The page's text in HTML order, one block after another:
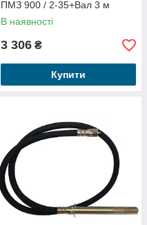
ПМЗ 900 / 2-35+Вал 3 м
В наявності
3 306 ₴
Купити